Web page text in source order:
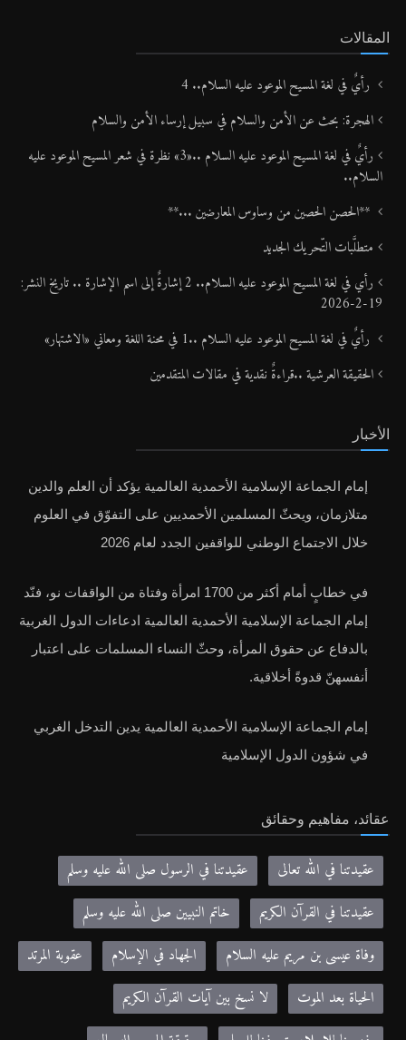
المقالات
رأيٌ في لغة المسيح الموعود عليه السلام.. 4
الهجرة: بحث عن الأمن والسلام في سبيل إرساء الأمن والسلام
رأيٌ في لغة المسيح الموعود عليه السلام ..«3» نظرة في شعر المسيح الموعود عليه
السلام..
**الحصن الحصين من وساوس المعارضين ...**
متطلَّبات التّحريك الجديد
رأي في لغة المسيح الموعود عليه السلام.. 2 إشارةٌ إلى اسم الإشارة .. تاريخ النشر:
19-2-2026
رأيٌ في لغة المسيح الموعود عليه السلام ..1 في محنة اللغة ومعاني «الاشتهار»
الحقيقة العرشية ..قراءةٌ نقدية في مقالات المتقدمين
الأخبار
إمام الجماعة الإسلامية الأحمدية العالمية يؤكد أن العلم والدين
متلازمان، ويحثّ المسلمين الأحمديين على التفوّق في العلوم
خلال الاجتماع الوطني للواقفين الجدد لعام 2026
في خطابٍ أمام أكثر من 1700 امرأة وفتاة من الواقفات نو، فنّد
إمام الجماعة الإسلامية الأحمدية العالمية ادعاءات الدول الغربية
بالدفاع عن حقوق المرأة، وحثّ النساء المسلمات على اعتبار
أنفسهنّ قدوةً أخلاقية.
إمام الجماعة الإسلامية الأحمدية العالمية يدين التدخل الغربي
في شؤون الدول الإسلامية
عقائد، مفاهيم وحقائق
عقيدتنا في الله تعالى
عقيدتنا في الرسول صلى الله عليه وسلم
عقيدتنا في القرآن الكريم
خاتم النبيين صلى الله عليه وسلم
وفاة عيسى بن مريم عليه السلام
الجهاد في الإسلام
عقوبة المرتد
الحياة بعد الموت
لا نسخ بين آيات القرآن الكريم